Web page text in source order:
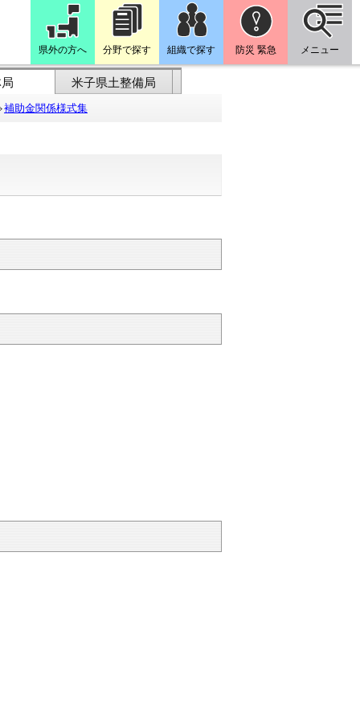
県外の方へ 分野で探す 組織で探す 防災 緊急 メニュー
米子県土整備局
補助金関係様式集